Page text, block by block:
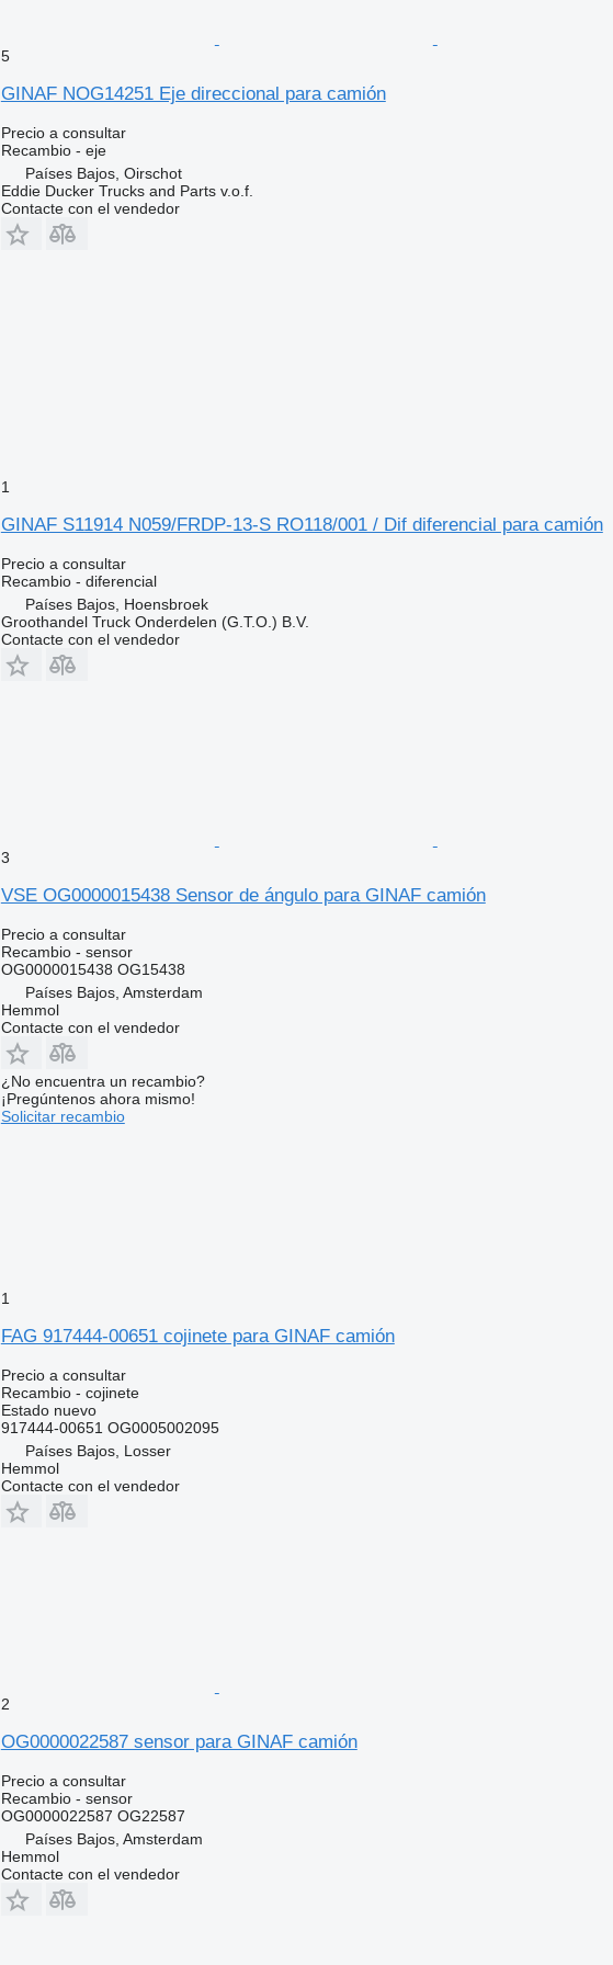
5
GINAF NOG14251 Eje direccional para camión
Precio a consultar
Recambio - eje
Países Bajos, Oirschot
Eddie Ducker Trucks and Parts v.o.f.
Contacte con el vendedor
1
GINAF S11914 N059/FRDP-13-S RO118/001 / Dif diferencial para camión
Precio a consultar
Recambio - diferencial
Países Bajos, Hoensbroek
Groothandel Truck Onderdelen (G.T.O.) B.V.
Contacte con el vendedor
3
VSE OG0000015438 Sensor de ángulo para GINAF camión
Precio a consultar
Recambio - sensor
OG0000015438 OG15438
Países Bajos, Amsterdam
Hemmol
Contacte con el vendedor
¿No encuentra un recambio?
¡Pregúntenos ahora mismo!
Solicitar recambio
1
FAG 917444-00651 cojinete para GINAF camión
Precio a consultar
Recambio - cojinete
Estadonuevo
917444-00651 OG0005002095
Países Bajos, Losser
Hemmol
Contacte con el vendedor
2
OG0000022587 sensor para GINAF camión
Precio a consultar
Recambio - sensor
OG0000022587 OG22587
Países Bajos, Amsterdam
Hemmol
Contacte con el vendedor